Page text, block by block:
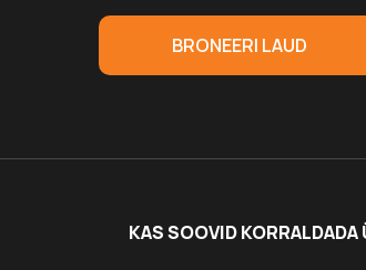
BRONEERI LAUD
KAS SOOVID KORRALDADA